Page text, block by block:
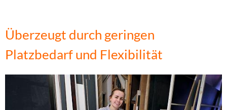
Überzeugt durch geringen
Platzbedarf und Flexibilität